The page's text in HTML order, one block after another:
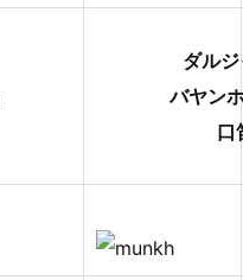
ダル
バヤン
口